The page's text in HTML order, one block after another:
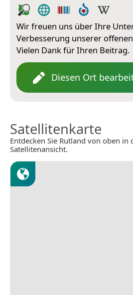
Wir freuen uns über Ihre
Verbesserung unserer
Vielen Dank für Ihren Beitrag.
Diesen Ort
Satellitenkarte
Entdecken Sie Rutland von oben in
Satellitenansicht.